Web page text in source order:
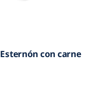
Esternón con carne